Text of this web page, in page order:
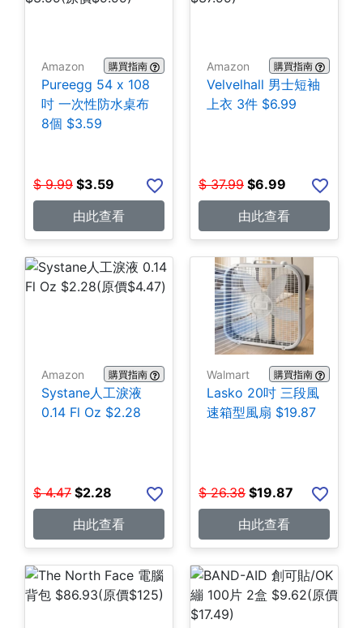
Amazon 購買指南
Pureegg 54 x 108
吋 一次性防水桌布
8個 $3.59
$ 9.99 $3.59
由此查看
Amazon 購買指南
Velvelhall 男士短袖
上衣 3件 $6.99
$ 37.99 $6.99
由此查看
Amazon 購買指南
Systane人工淚液
0.14 Fl Oz $2.28
$ 4.47 $2.28
由此查看
Walmart 購買指南
Lasko 20吋 三段風
速箱型風扇 $19.87
$ 26.38 $19.87
由此查看